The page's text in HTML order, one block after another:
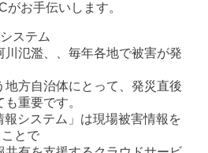
お手伝いします。
ステム
氾濫、、毎年各地で被害が発
方自治体にとって、発災直後
重要です。
システム」は現場被害情報を
とで